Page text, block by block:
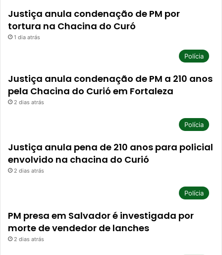
Justiça anula condenação de PM por
tortura na Chacina do Curó
1 dia atrás
Polícia
Justiça anula condenação de PM a 210 anos
pela Chacina do Curió em Fortaleza
2 dias atrás
Polícia
Justiça anula pena de 210 anos para policial
envolvido na chacina do Curió
2 dias atrás
Polícia
PM presa em Salvador é investigada por
morte de vendedor de lanches
2 dias atrás